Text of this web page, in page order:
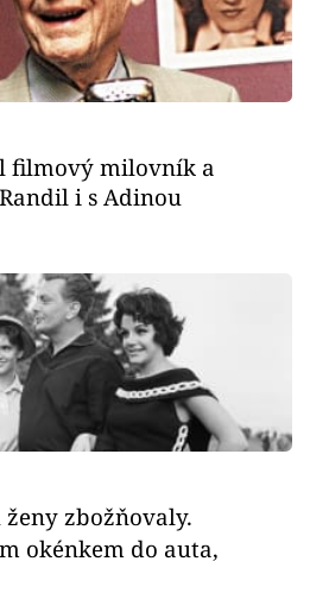
filmový milovník a
i s Adinou
zbožňovaly.
okénkem do auta,